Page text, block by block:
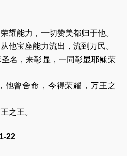
耀能力，一切赞美都归于他。
他宝座能力流出，流到万民。
名，来彰显，一同彰显耶稣荣
他曾舍命，今得荣耀，万王之
之王。
22